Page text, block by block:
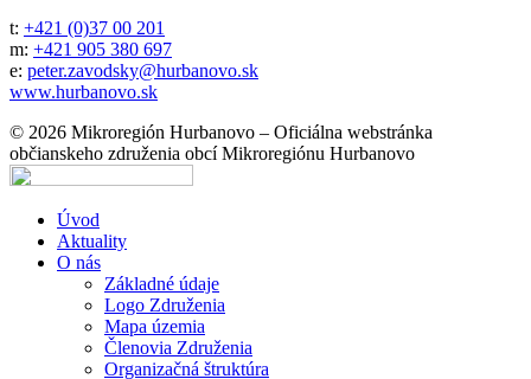
t: +421 (0)37 00 201
m: +421 905 380 697
e: peter.zavodsky@hurbanovo.sk
www.hurbanovo.sk
© 2026 Mikroregión Hurbanovo – Oficiálna webstránka
občianskeho združenia obcí Mikroregiónu Hurbanovo
Úvod
Aktuality
O nás
Základné údaje
Logo Združenia
Mapa územia
Členovia Združenia
Organizačná štruktúra